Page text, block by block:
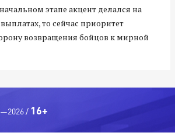
этапе акцент делался на
то сейчас приоритет
возвращения бойцов к мирной
/ 16+